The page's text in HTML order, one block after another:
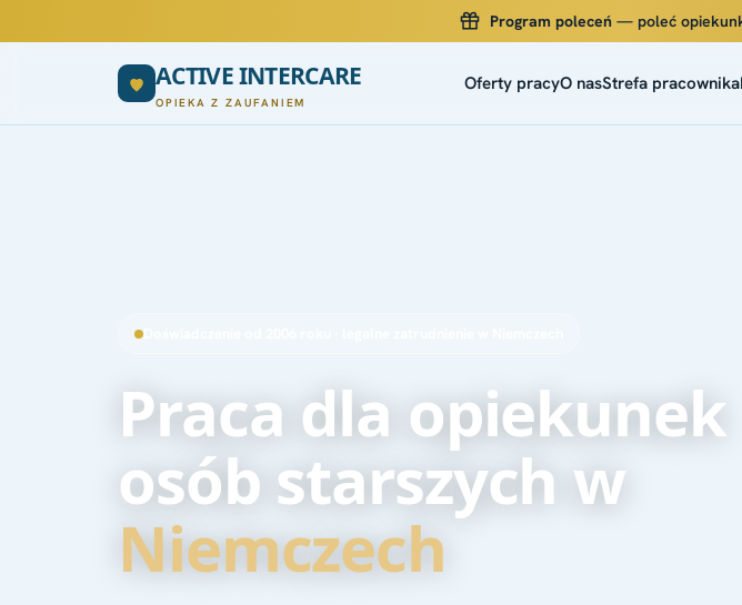
Program poleceń — poleć
ACTIVE INTERCARE
OPIEKA Z ZAUFANIEM
Oferty pracyO nasStrefa pracownika
Praca dla opiekunek
osób starszych w
Niemczech